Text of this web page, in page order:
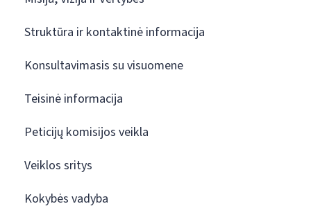
Struktūra ir kontaktinė informacija
Konsultavimasis su visuomene
Teisinė informacija
Peticijų komisijos veikla
Veiklos sritys
Kokybės vadyba